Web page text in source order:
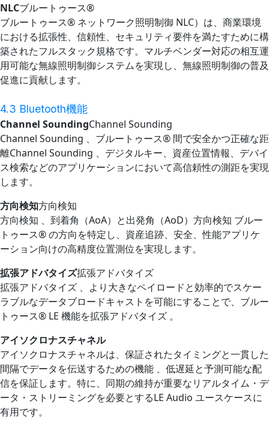
NLCブルートゥース®
ブルートゥース® ネットワーク照明制御 NLC）は、商業環境
における拡張性、信頼性、セキュリティ要件を満たすために構
築されたフルスタック規格です。マルチベンダー対応の相互運
用可能な無線照明制御システムを実現し、無線照明制御の普及
促進に貢献します。
4.3 Bluetooth機能
Channel SoundingChannel Sounding
Channel Sounding 、ブルートゥース® 間で安全かつ正確な距
離Channel Sounding 、デジタルキー、資産位置情報、デバイ
ス検索などのアプリケーションにおいて高信頼性の測距を実現
します。
方向検知方向検知
方向検知 、到着角（AoA）と出発角（AoD）方向検知 ブルー
トゥース® の方向を特定し、資産追跡、安全、性能アプリケ
ーション向けの高精度位置測位を実現します。
拡張アドバタイズ拡張アドバタイズ
拡張アドバタイズ 、より大きなペイロードと効率的でスケー
ラブルなデータブロードキャストを可能にすることで、ブルー
トゥース® LE 機能を拡張アドバタイズ 。
アイソクロナスチャネル
アイソクロナスチャネルは、保証されたタイミングと一貫した
間隔でデータを伝送するための機能 、低遅延と予測可能な配
信を保証します。特に、同期の維持が重要なリアルタイム・デ
ータ・ストリーミングを必要とするLE Audio ユースケースに
有用です。